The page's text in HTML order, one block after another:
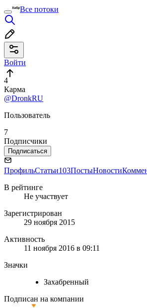
Все потоки
Войти
4
Карма
@DronkRU
Пользователь
7
Подписчики
Подписаться
ПрофильСтатьи103ПостыНовости
В рейтинге
Не участвует
Зарегистрирован
29 ноября 2015
Активность
11 ноября 2016 в 09:11
Значки
Захабренный
Подписан на компании